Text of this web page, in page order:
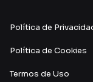
Política de
Política de Cookies
Termos de Uso